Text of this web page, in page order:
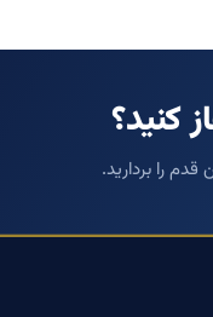
کنید؟
را بردارید.